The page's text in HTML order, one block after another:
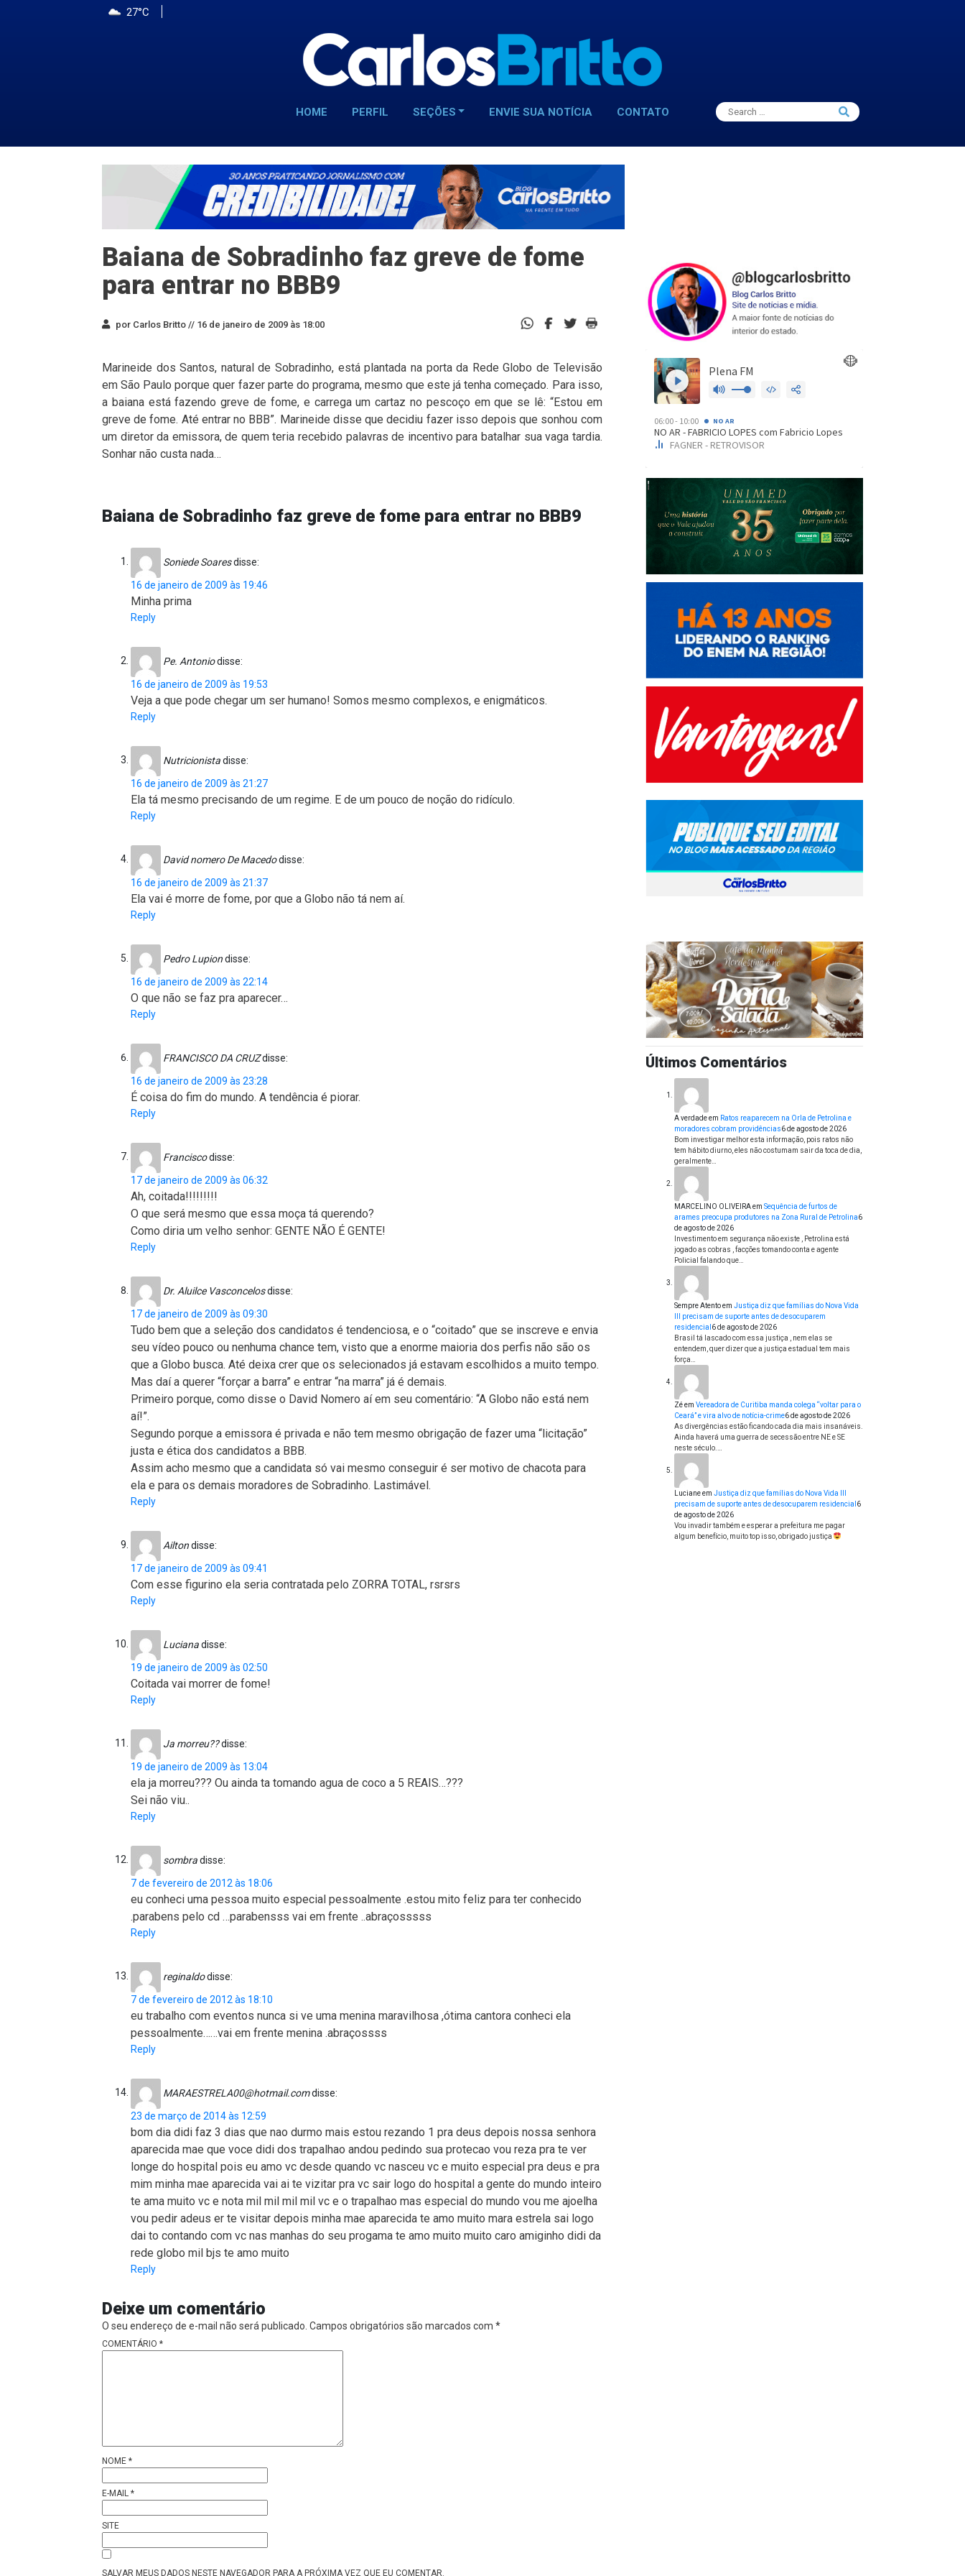
27°C
HOME PERFIL SEÇÕES ENVIE SUA NOTÍCIA CONTATO
Search
for:
Search
Baiana de Sobradinho faz greve de fome
para entrar no BBB9
por Carlos Britto // 16 de janeiro de 2009 às 18:00
Marineide dos Santos, natural de Sobradinho, está plantada na porta da Rede Globo de Televisão
em São Paulo porque quer fazer parte do programa, mesmo que este já tenha começado. Para isso,
a baiana está fazendo greve de fome, e carrega um cartaz no pescoço em que se lê: “Estou em
greve de fome. Até entrar no BBB”. Marineide disse que decidiu fazer isso depois que sonhou com
um diretor da emissora, de quem teria recebido palavras de incentivo para batalhar sua vaga tardia.
Sonhar não custa nada…
Baiana de Sobradinho faz greve de fome para entrar no BBB9
Soniede Soaresdisse:
16 de janeiro de 2009 às 19:46
Minha prima
Reply
Pe. Antoniodisse:
16 de janeiro de 2009 às 19:53
Veja a que pode chegar um ser humano! Somos mesmo complexos, e enigmáticos.
Reply
Nutricionistadisse:
16 de janeiro de 2009 às 21:27
Ela tá mesmo precisando de um regime. E de um pouco de noção do ridículo.
Reply
David nomero De Macedodisse:
16 de janeiro de 2009 às 21:37
Ela vai é morre de fome, por que a Globo não tá nem aí.
Reply
Pedro Lupiondisse:
16 de janeiro de 2009 às 22:14
O que não se faz pra aparecer…
Reply
FRANCISCO DA CRUZdisse:
16 de janeiro de 2009 às 23:28
É coisa do fim do mundo. A tendência é piorar.
Reply
Franciscodisse:
17 de janeiro de 2009 às 06:32
Ah, coitada!!!!!!!!!
O que será mesmo que essa moça tá querendo?
Como diria um velho senhor: GENTE NÃO É GENTE!
Reply
Dr. Aluilce Vasconcelosdisse:
17 de janeiro de 2009 às 09:30
Tudo bem que a seleção dos candidatos é tendenciosa, e o “coitado” que se inscreve e envia
seu vídeo pouco ou nenhuma chance tem, visto que a enorme maioria dos perfis não são os
que a Globo busca. Até deixa crer que os selecionados já estavam escolhidos a muito tempo.
Mas daí a querer “forçar a barra” e entrar “na marra” já é demais.
Primeiro porque, como disse o David Nomero aí em seu comentário: “A Globo não está nem
aí!”.
Segundo porque a emissora é privada e não tem mesmo obrigação de fazer uma “licitação”
justa e ética dos candidatos a BBB.
Assim acho mesmo que a candidata só vai mesmo conseguir é ser motivo de chacota para
ela e para os demais moradores de Sobradinho. Lastimável.
Reply
Ailtondisse:
17 de janeiro de 2009 às 09:41
Com esse figurino ela seria contratada pelo ZORRA TOTAL, rsrsrs
Reply
Lucianadisse:
19 de janeiro de 2009 às 02:50
Coitada vai morrer de fome!
Reply
Ja morreu??disse:
19 de janeiro de 2009 às 13:04
ela ja morreu??? Ou ainda ta tomando agua de coco a 5 REAIS…???
Sei não viu..
Reply
sombradisse:
7 de fevereiro de 2012 às 18:06
eu conheci uma pessoa muito especial pessoalmente .estou mito feliz para ter conhecido
.parabens pelo cd …parabensss vai em frente ..abraçosssss
Reply
reginaldodisse:
7 de fevereiro de 2012 às 18:10
eu trabalho com eventos nunca si ve uma menina maravilhosa ,ótima cantora conheci ela
pessoalmente……vai em frente menina .abraçossss
Reply
MARAESTRELA00@hotmail.comdisse:
23 de março de 2014 às 12:59
bom dia didi faz 3 dias que nao durmo mais estou rezando 1 pra deus depois nossa senhora
aparecida mae que voce didi dos trapalhao andou pedindo sua protecao vou reza pra te ver
longe do hospital pois eu amo vc desde quando vc nasceu vc e muito especial pra deus e pra
mim minha mae aparecida vai ai te vizitar pra vc sair logo do hospital a gente do mundo inteiro
te ama muito vc e nota mil mil mil mil vc e o trapalhao mas especial do mundo vou me ajoelha
vou pedir adeus er te visitar depois minha mae aparecida te amo muito mara estrela sai logo
dai to contando com vc nas manhas do seu progama te amo muito muito caro amiginho didi da
rede globo mil bjs te amo muito
Reply
Deixe um comentário
O seu endereço de e-mail não será publicado. Campos obrigatórios são marcados com *
COMENTÁRIO *
NOME *
E-MAIL *
SITE
SALVAR MEUS DADOS NESTE NAVEGADOR PARA A PRÓXIMA VEZ QUE EU COMENTAR.
Últimos Comentários
A verdadeem Ratos reaparecem na Orla de Petrolina e
moradores cobram providências6 de agosto de 2026
Bom investigar melhor esta informação, pois ratos não
tem hábito diurno, eles não costumam sair da toca de dia,
geralmente…
MARCELINO OLIVEIRAem Sequência de furtos de
arames preocupa produtores na Zona Rural de Petrolina6
de agosto de 2026
Investimento em segurança não existe , Petrolina está
jogado as cobras , facções tomando conta e agente
Policial falando que…
Sempre Atentoem Justiça diz que famílias do Nova Vida
III precisam de suporte antes de desocuparem
residencial 6 de agosto de 2026
Brasil tá lascado com essa justiça , nem elas se
entendem, quer dizer que a justiça estadual tem mais
força…
Zéem Vereadora de Curitiba manda colega “voltar para o
Ceará” e vira alvo de notícia-crime6 de agosto de 2026
As divergências estão ficando cada dia mais insanáveis.
Ainda haverá uma guerra de secessão entre NE e SE
neste século.…
Lucianeem Justiça diz que famílias do Nova Vida III
precisam de suporte antes de desocuparem residencial 6
de agosto de 2026
Vou invadir também e esperar a prefeitura me pagar
algum benefício, muito top isso, obrigado justiça